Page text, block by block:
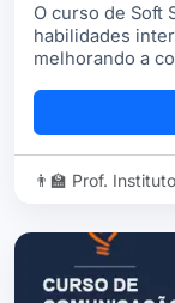
O curso de Soft
habilidades
melhorando a
👨‍🏫 Prof.